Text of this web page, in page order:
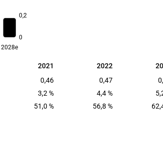
0,2
0
2028e
2021 2022
2021 2022
0,46 0,47
3,2 % 4,4 %
51,0 % 56,8 %